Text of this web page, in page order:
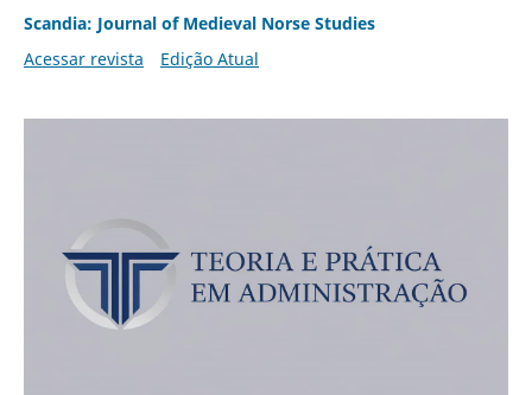
Scandia: Journal of Medieval Norse Studies
Acessar revista
Edição Atual